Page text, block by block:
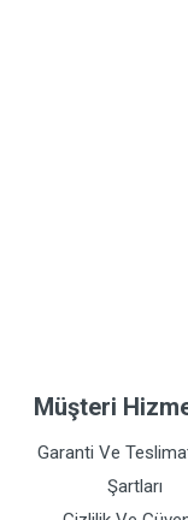
Müşteri
Garanti Ve
Şartları